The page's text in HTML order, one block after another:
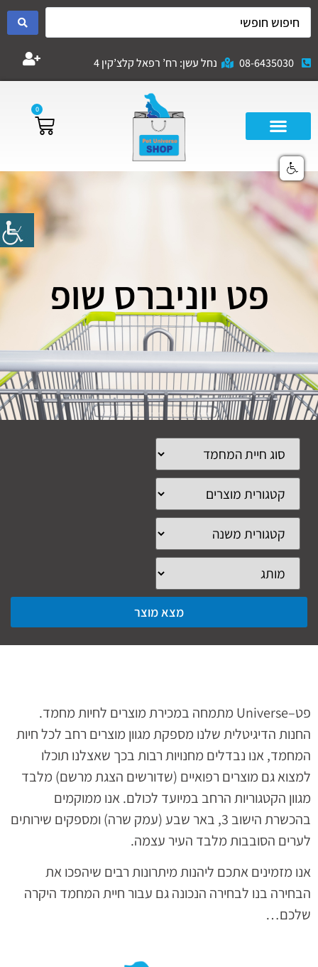
08-6435030 נחל עשן: רח’ רפאל קלצ’קין 4
0
פט יוניברס שופ
מצא מוצר
פט–
Universe מתמחה במכירת מוצרים לחיות מחמד.
החנות הדיגיטלית שלנו מספקת מגוון מוצרים רחב לכל חיות
המחמד,אנו נבדלים מחנויות רבות בכך שאצלנו תוכלו
למצוא גם מוצרים רפואיים (שדורשים הצגת מרשם) מלבד
מגוון הקטגוריות הרחב במיועד לכולם.אנו ממוקמים
בהכשרת הישוב 3, באר שבע (עמק שרה) ומספקים שירותים
לערים הסובבות מלבד העיר עצמה.
אנו מזמינים אתכם ליהנות מיתרונות רבים שיהפכו את
הבחירה בנו לבחירה הנכונה גם עבור חיית המחמד היקרה
שלכם…